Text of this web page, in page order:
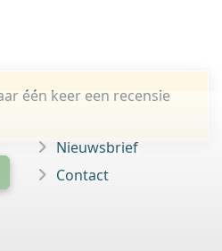
één keer een recensie
Nieuwsbrief
Contact